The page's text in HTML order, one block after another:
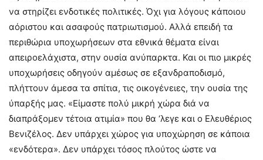
να στηρίζει ενδοτικές πολιτικές. Όχι για λόγους κάποιου
αόριστου και ασαφούς πατριωτισμού. Αλλά επειδή τα
περιθώρια υποχωρήσεων στα εθνικά θέματα είναι
απειροελάχιστα, στην ουσία ανύπαρκτα. Και οι πιο μικρές
υποχωρήσεις οδηγούν αμέσως σε εξανδραποδισμό,
πλήττουν άμεσα τα σπίτια, τις οικογένειες, την ουσία της
ύπαρξής μας. «Είμαστε πολύ μικρή χώρα διά να
διαπράξομεν τέτοια ατιμία» που θα ‘λεγε και ο Ελευθέριος
Βενιζέλος. Δεν υπάρχει χώρος για υποχώρηση σε κάποια
«ενδότερα». Δεν υπάρχει τόσος πλούτος ώστε να